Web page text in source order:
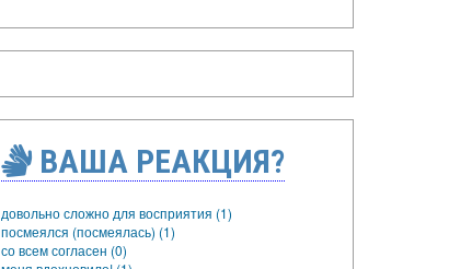
ВАША РЕАКЦИЯ?
довольно сложно для восприятия (1)
посмеялся (посмеялась) (1)
со всем согласен (0)